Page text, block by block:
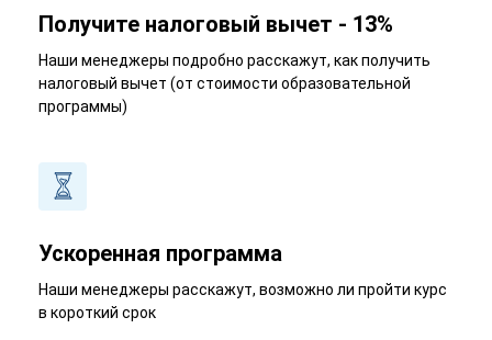
Получите налоговый вычет - 13%
Наши менеджеры подробно расскажут, как получить
налоговый вычет (от стоимости образовательной
программы)
Ускоренная программа
Наши менеджеры расскажут, возможно ли пройти курс
в короткий срок